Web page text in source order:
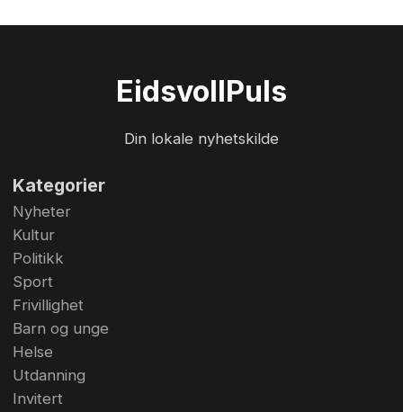
EidsvollPuls
Din lokale nyhetskilde
Kategorier
Nyheter
Kultur
Politikk
Sport
Frivillighet
Barn og unge
Helse
Utdanning
Invitert